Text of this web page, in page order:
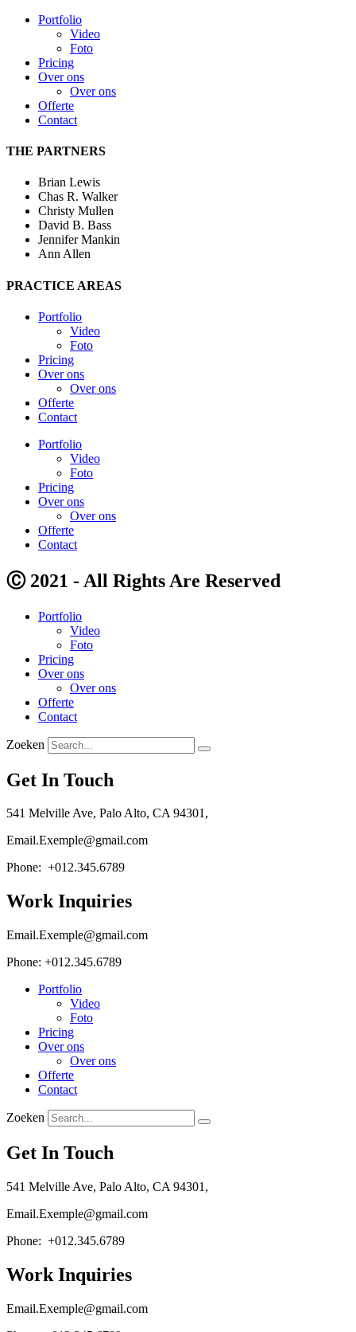
Portfolio
Video
Foto
Pricing
Over ons
Over ons
Offerte
Contact
THE PARTNERS
Brian Lewis
Chas R. Walker
Christy Mullen
David B. Bass
Jennifer Mankin
Ann Allen
PRACTICE AREAS
Portfolio
Video
Foto
Pricing
Over ons
Over ons
Offerte
Contact
Portfolio
Video
Foto
Pricing
Over ons
Over ons
Offerte
Contact
Ⓒ 2021 - All Rights Are Reserved
Portfolio
Video
Foto
Pricing
Over ons
Over ons
Offerte
Contact
Zoeken
Get In Touch
541 Melville Ave, Palo Alto, CA 94301,
Email.Exemple@gmail.com
Phone: +012.345.6789
Work Inquiries
Email.Exemple@gmail.com
Phone: +012.345.6789
Portfolio
Video
Foto
Pricing
Over ons
Over ons
Offerte
Contact
Zoeken
Get In Touch
541 Melville Ave, Palo Alto, CA 94301,
Email.Exemple@gmail.com
Phone: +012.345.6789
Work Inquiries
Email.Exemple@gmail.com